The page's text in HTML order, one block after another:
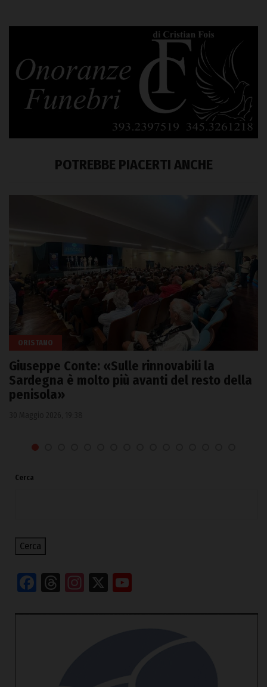
POTREBBE PIACERTI ANCHE
ORISTANO
Giuseppe Conte: «Sulle rinnovabili la
Sardegna è molto più avanti del resto della
penisola»
Cerca
Cerca
Facebook
Threads
Instagram
X